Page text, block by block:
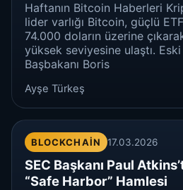
Haftanın Bitcoin Haberleri
lider varlığı Bitcoin, güçlü
74.000 doların üzerine
yüksek seviyesine ulaştı.
Başbakanı Boris
Ayşe Türkeş
BLOCKCHAIN 17.03.2026
SEC Başkanı Paul
“Safe Harbor” Hamlesi